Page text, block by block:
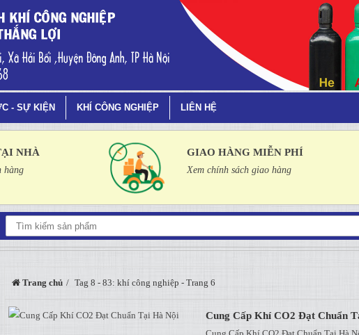
- Trang 6
- SỰ KIỆN KHÍ CÔNG NGHIỆP LIÊN HỆ
NHÀ
hàng
GIAO HÀNG MIỄN PHÍ
Xem chính sách giao hàng
Trang chủ Tag 8 - 83: khí công nghiệp - Trang 6
Cung Cấp Khí CO2 Đạt Chuẩn